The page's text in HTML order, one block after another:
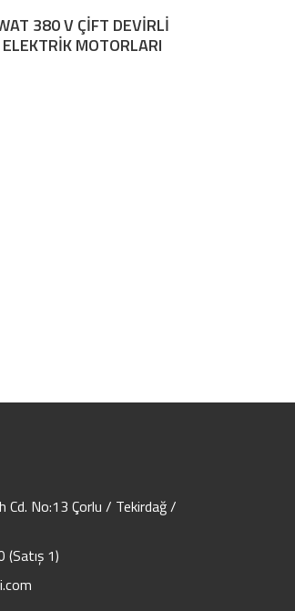
380 V ÇİFT DEVİRLİ
ELEKTRİK MOTORLARI
Cd. No:13 Çorlu / Tekirdağ /
1)